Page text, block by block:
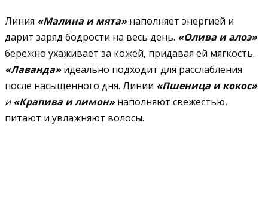
Линия «Малина и мята»наполняет энергией и
дарит заряд бодрости на весь день. «Олива и алоэ»
бережно ухаживает за кожей, придавая ей мягкость.
«Лаванда»идеально подходит для расслабления
после насыщенного дня. Линии «Пшеница и кокос»
и«Крапива и лимон»наполняют свежестью,
питают и увлажняют волосы.